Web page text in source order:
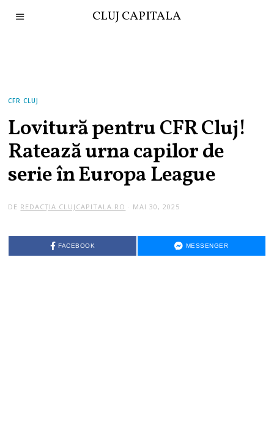
CLUJ CAPITALA
CFR CLUJ
Lovitură pentru CFR Cluj!
Ratează urna capilor de
serie în Europa League
DE REDACȚIA CLUJCAPITALA.RO MAI 30, 2025
FACEBOOK MESSENGER